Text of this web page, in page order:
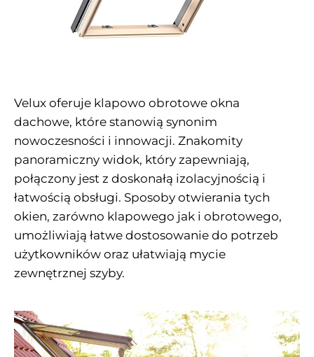
Velux oferuje klapowo obrotowe okna
dachowe, które stanowią synonim
nowoczesności i innowacji. Znakomity
panoramiczny widok, który zapewniają,
połączony jest z doskonałą izolacyjnością i
łatwością obsługi. Sposoby otwierania tych
okien, zarówno klapowego jak i obrotowego,
umożliwiają łatwe dostosowanie do potrzeb
użytkowników oraz ułatwiają mycie
zewnętrznej szyby.